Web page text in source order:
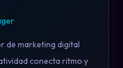
de marketing digital
conecta ritmo y